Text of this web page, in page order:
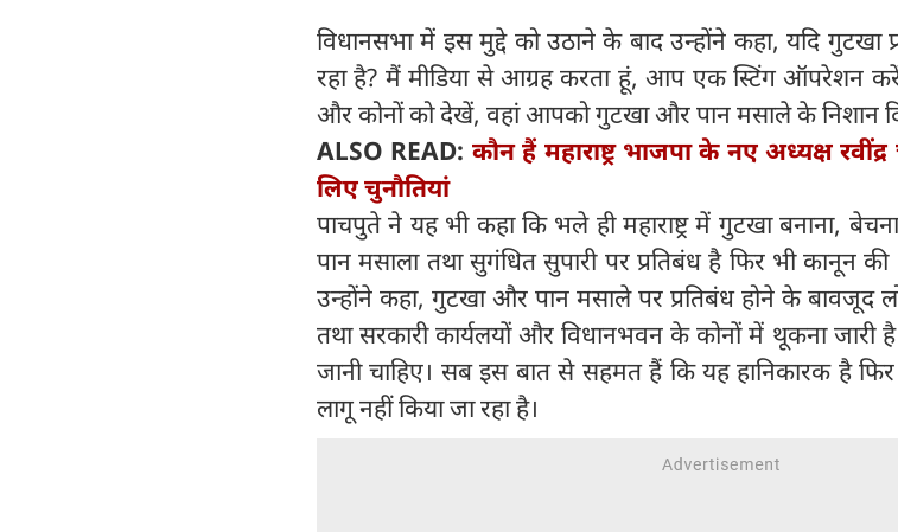
विधानसभा में इस मुद्दे को उठाने के बाद उन्होंने कहा, यदि गुटखा
रहा है? मैं मीडिया से आग्रह करता हूं, आप एक स्टिंग ऑपरेशन
और कोनों को देखें, वहां आपको गुटखा और पान मसाले के निशान
ALSO READ: कौन हैं महाराष्ट्र भाजपा के नए अध्यक्ष
लिए चुनौतियां
पाचपुते ने यह भी कहा कि भले ही महाराष्ट्र में गुटखा बनाना,
पान मसाला तथा सुगंधित सुपारी पर प्रतिबंध है फिर भी कानून की
उन्होंने कहा, गुटखा और पान मसाले पर प्रतिबंध होने के बावजूद
तथा सरकारी कार्यलयों और विधानभवन के कोनों में थूकना जारी
जानी चाहिए। सब इस बात से सहमत हैं कि यह हानिकारक है
लागू नहीं किया जा रहा है।